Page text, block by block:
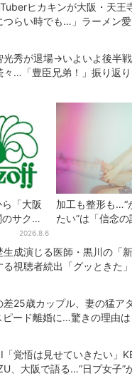
ヒカキンが大阪・天王
つらい時でも…」ラーメン
光秀が退場→いよいよ後半
々…「豊臣兄弟！」振り返
ら「大阪
サクサ
順次発売
2026.8.6
加工も整形も…“
たい”は「信念
生成演じる医師・黒川の「
る視聴者続出「グッときた」
差25歳カップル、妻の猛ア
ード離婚に…驚きの理由は
「覚悟は見せていきたい」
、大阪で語る…“日プ女子”